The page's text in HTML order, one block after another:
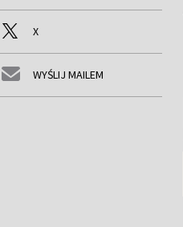
X
WYŚLIJ MAILEM